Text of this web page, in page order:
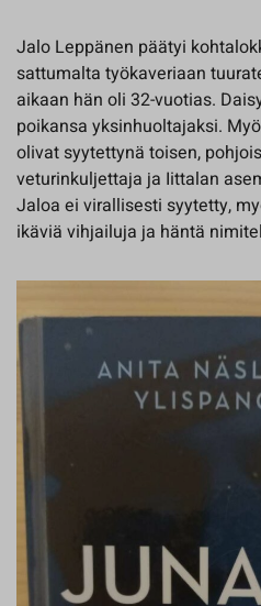
Jalo Leppänen päätyi
sattumalta työkaveriaan
aikaan hän oli 32-vuotias.
poikansa yksinhuoltajaksi.
olivat syytettynä toisen,
veturinkuljettaja ja Iittalan
Jaloa ei virallisesti syytetty,
ikäviä vihjailuja ja häntä